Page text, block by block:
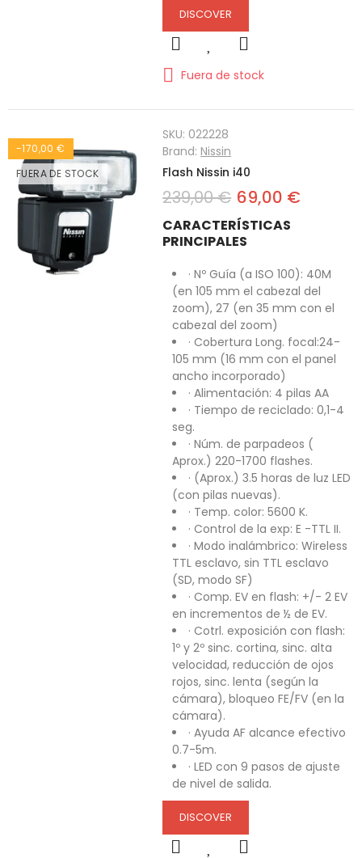
DISCOVER
Fuera de stock
-170,00 €
FUERA DE STOCK
SKU: 022228
Brand:Nissin
Flash Nissin i40
239,00 € 69,00 €
CARACTERÍSTICAS
PRINCIPALES
· Nº Guía (a ISO 100): 40M
(en 105 mm el cabezal del
zoom), 27 (en 35 mm con el
cabezal del zoom)
· Cobertura Long. focal:24-
105 mm (16 mm con el panel
ancho incorporado)
· Alimentación: 4 pilas AA
· Tiempo de reciclado: 0,1-4
seg.
· Núm. de parpadeos (
Aprox.) 220-1700 flashes.
· (Aprox.) 3.5 horas de luz LED
(con pilas nuevas).
· Temp. color: 5600 K.
· Control de la exp: E -TTL II.
· Modo inalámbrico: Wireless
TTL esclavo, sin TTL esclavo
(SD, modo SF)
· Comp. EV en flash: +/- 2 EV
en incrementos de ½ de EV.
· Cotrl. exposición con flash:
1º y 2º sinc. cortina, sinc. alta
velocidad, reducción de ojos
rojos, sinc. lenta (según la
cámara), bloqueo FE/FV (en la
cámara).
· Ayuda AF alcance efectivo
0.7-5m.
· LED con 9 pasos de ajuste
de nivel de salida.
DISCOVER